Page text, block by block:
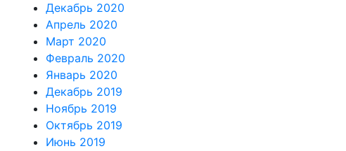
Декабрь 2020
Апрель 2020
Март 2020
Февраль 2020
Январь 2020
Декабрь 2019
Ноябрь 2019
Октябрь 2019
Июнь 2019